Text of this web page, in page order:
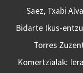
Saez, Txabi
Bidarte Ikus-
Torres
Komertzialak: